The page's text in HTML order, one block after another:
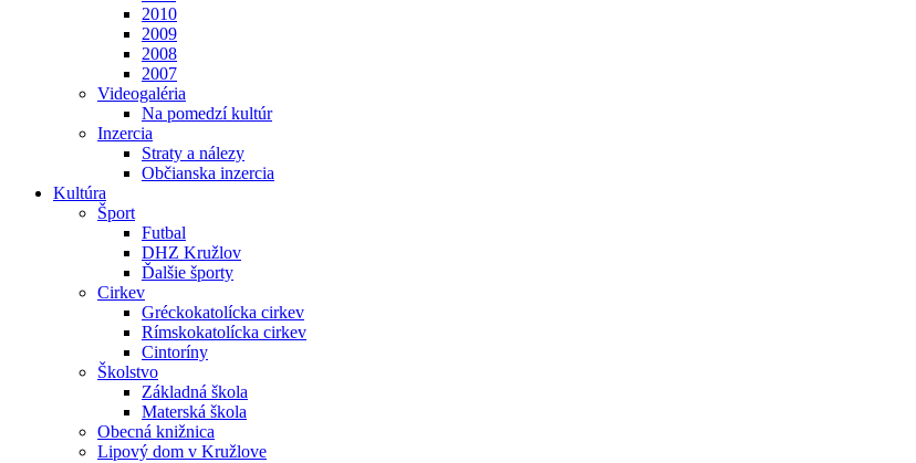
2010
2009
2008
2007
Videogaléria
Na pomedzí kultúr
Inzercia
Straty a nálezy
Občianska inzercia
Kultúra
Šport
Futbal
DHZ Kružlov
Ďalšie športy
Cirkev
Gréckokatolícka cirkev
Rímskokatolícka cirkev
Cintoríny
Školstvo
Základná škola
Materská škola
Obecná knižnica
Lipový dom v Kružlove